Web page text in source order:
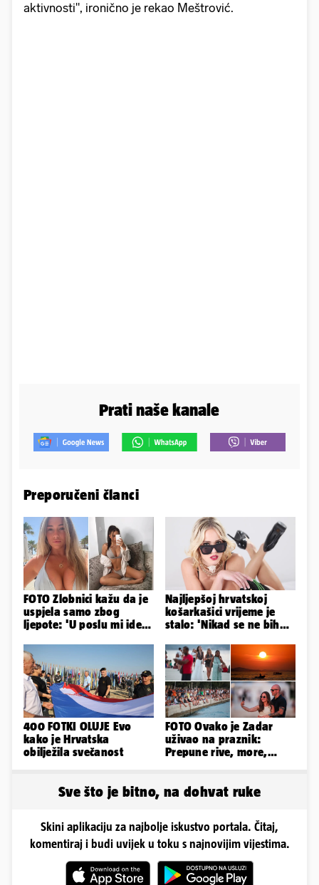
aktivnosti", ironično je rekao Meštrović.
Prati naše kanale
Preporučeni članci
FOTO Zlobnici kažu da je
uspjela samo zbog
ljepote: 'U poslu mi ide
Najljepšoj hrvatskoj
košarkašici vrijeme je
stalo: 'Nikad se ne bih
Playboy...'
400 FOTKI OLUJE Evo
kako je Hrvatska
obilježila svečanost
FOTO Ovako je Zadar
uživao na praznik:
Prepune rive, more,
Sve što je bitno, na dohvat ruke
Skini aplikaciju za najbolje iskustvo portala. Čitaj,
komentiraj i budi uvijek u toku s najnovijim vijestima.